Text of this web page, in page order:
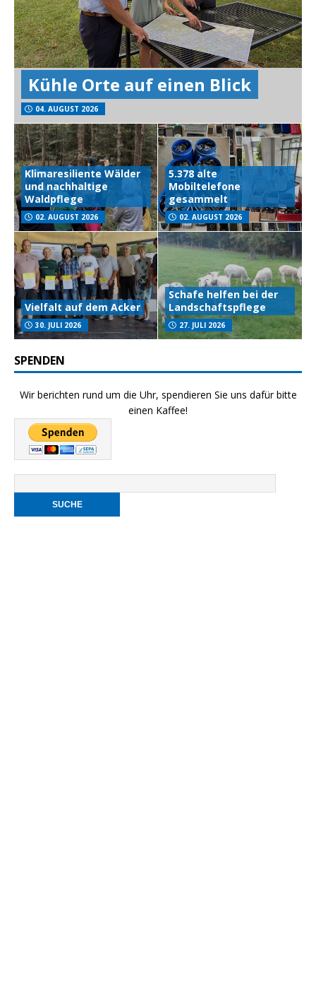
Kühle Orte auf einen Blick
04. AUGUST 2026
Klimaresiliente Wälder
und nachhaltige
Waldpflege
02. AUGUST 2026
5.378 alte
Mobiltelefone
gesammelt
02. AUGUST 2026
Vielfalt auf dem Acker
30. JULI 2026
Schafe helfen bei der
Landschaftspflege
27. JULI 2026
SPENDEN
Wir berichten rund um die Uhr, spendieren Sie uns dafür bitte
einen Kaffee!